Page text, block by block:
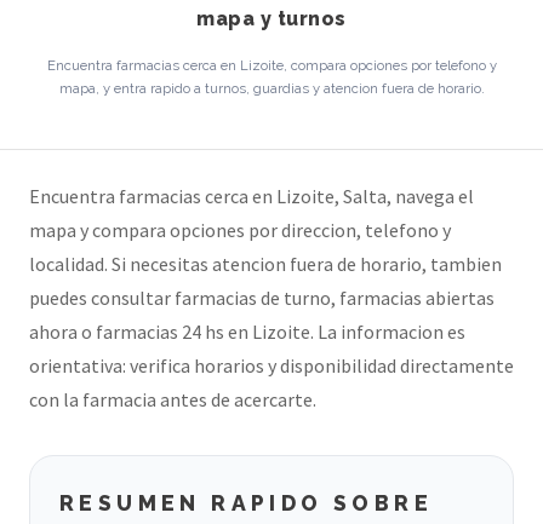
mapa y turnos
Encuentra farmacias cerca en Lizoite, compara opciones por telefono y
mapa, y entra rapido a turnos, guardias y atencion fuera de horario.
Encuentra farmacias cerca en Lizoite, Salta, navega el
mapa y compara opciones por direccion, telefono y
localidad. Si necesitas atencion fuera de horario, tambien
puedes consultar farmacias de turno, farmacias abiertas
ahora o farmacias 24 hs en Lizoite. La informacion es
orientativa: verifica horarios y disponibilidad directamente
con la farmacia antes de acercarte.
RESUMEN RAPIDO SOBRE